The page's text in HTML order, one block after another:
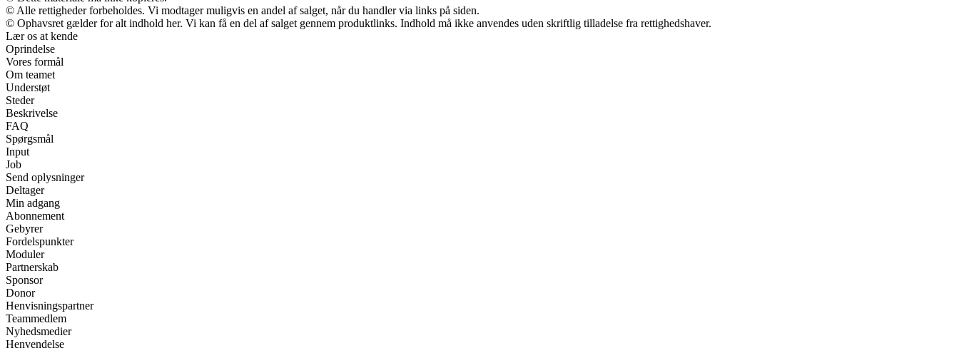
© Alle rettigheder forbeholdes. Vi modtager muligvis en andel af salget, når du handler via links på siden.
© Ophavsret gælder for alt indhold her. Vi kan få en del af salget gennem produktlinks. Indhold må ikke anvendes uden skriftlig tilladelse fra rettighedshaver.
Lær os at kende
Oprindelse
Vores formål
Om teamet
Understøt
Steder
Beskrivelse
FAQ
Spørgsmål
Input
Job
Send oplysninger
Deltager
Min adgang
Abonnement
Gebyrer
Fordelspunkter
Moduler
Partnerskab
Sponsor
Donor
Henvisningspartner
Teammedlem
Nyhedsmedier
Henvendelse